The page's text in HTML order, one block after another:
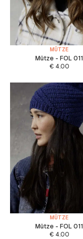
MÜTZE
Mütze - FOL 011
€4.00
MÜTZE
Mütze - FOL 011
€4.00